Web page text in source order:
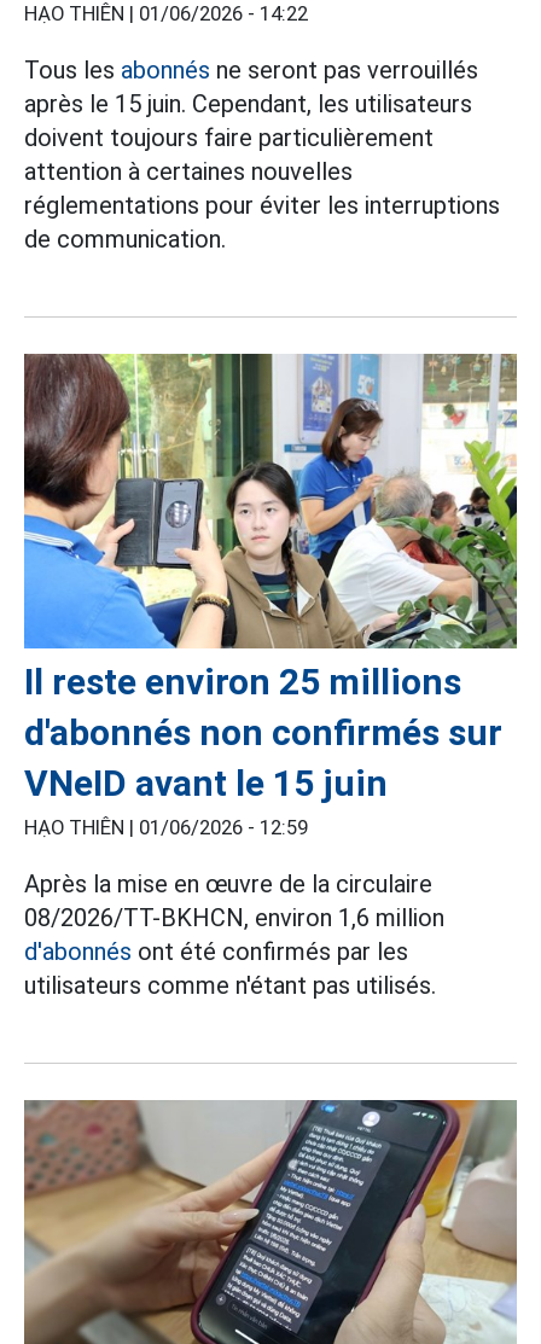
HẠO THIÊN | 01/06/2026 - 14:22
Tous les abonnés ne seront pas verrouillés
après le 15 juin. Cependant, les utilisateurs
doivent toujours faire particulièrement
attention à certaines nouvelles
réglementations pour éviter les interruptions
de communication.
Il reste environ 25 millions
d'abonnés non confirmés sur
VNeID avant le 15 juin
HẠO THIÊN | 01/06/2026 - 12:59
Après la mise en œuvre de la circulaire
08/2026/TT-BKHCN, environ 1,6 million
d'abonnés ont été confirmés par les
utilisateurs comme n'étant pas utilisés.